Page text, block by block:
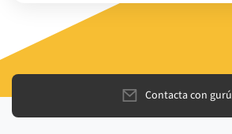
Contacta con gurú